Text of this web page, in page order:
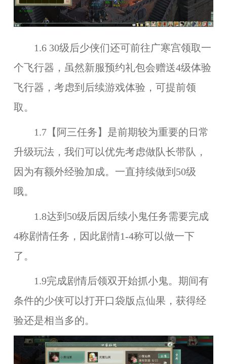
1.6 30级后少侠们还可前往广寒宫领取一
个飞行器，虽然新服预约礼包会赠送4级体验
飞行器，考虑到后续游戏体验，可提前领
取。
1.7【阿三任务】是前期较为重要的日常
升级玩法，我们可以优先考虑做队长带队，
因为有额外经验加成。一直持续做到50级
哦。
1.8达到50级后因后续小鬼任务需要完成
4称剧情任务，因此剧情1-4称可以做一下
了。
1.9完成剧情后领双开始抓小鬼。期间有
条件的少侠可以打开口袋版点仙果，获得经
验还是相当多的。